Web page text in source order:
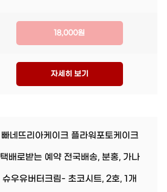
18,000원
자세히 보기
빠네뜨리아케이크 플라워포토케이크
택배로받는 예약 전국배송, 분홍, 가나
슈우유버터크림- 초코시트, 2호, 1개